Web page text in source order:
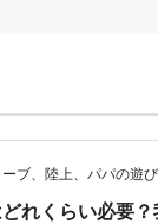
ブ、陸上、パパの遊
れくらい必要？